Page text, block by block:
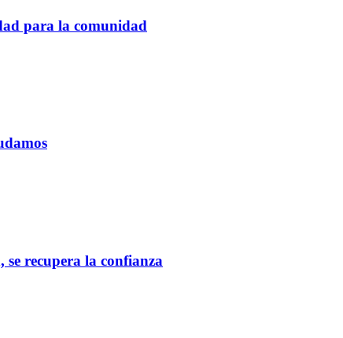
para la comunidad
recupera la confianza